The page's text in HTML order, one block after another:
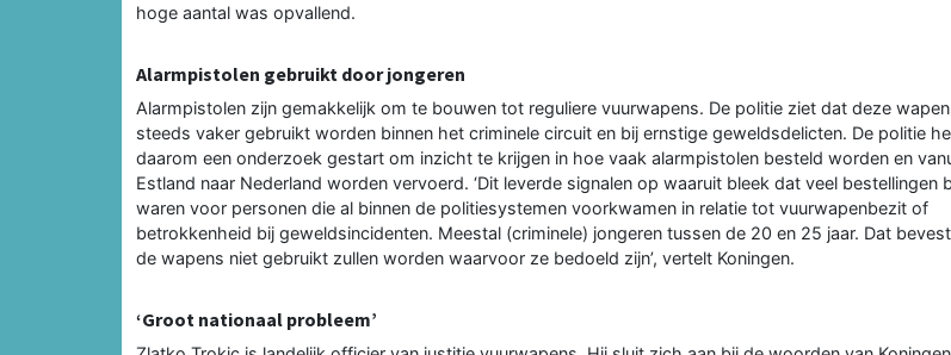
hoge aantal was opvallend.
Alarmpistolen gebruikt door jongeren
Alarmpistolen zijn gemakkelijk om te bouwen tot reguliere vuurwapens. De politie ziet dat deze
steeds vaker gebruikt worden binnen het criminele circuit en bij ernstige geweldsdelicten. De politie
daarom een onderzoek gestart om inzicht te krijgen in hoe vaak alarmpistolen besteld worden en
Estland naar Nederland worden vervoerd. ‘Dit leverde signalen op waaruit bleek dat veel bestellingen
waren voor personen die al binnen de politiesystemen voorkwamen in relatie tot vuurwapenbezit of
betrokkenheid bij geweldsincidenten. Meestal (criminele) jongeren tussen de 20 en 25 jaar. Dat
de wapens niet gebruikt zullen worden waarvoor ze bedoeld zijn’, vertelt Koningen.
‘Groot nationaal probleem’